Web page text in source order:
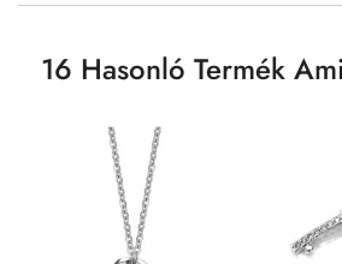
16 Hasonló Termék